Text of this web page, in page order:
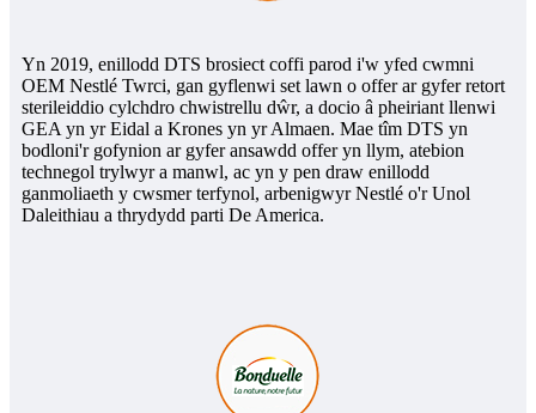
Yn 2019, enillodd DTS brosiect coffi parod i'w yfed cwmni
OEM Nestlé Twrci, gan gyflenwi set lawn o offer ar gyfer retort
sterileiddio cylchdro chwistrellu dŵr, a docio â pheiriant llenwi
GEA yn yr Eidal a Krones yn yr Almaen. Mae tîm DTS yn
bodloni'r gofynion ar gyfer ansawdd offer yn llym, atebion
technegol trylwyr a manwl, ac yn y pen draw enillodd
ganmoliaeth y cwsmer terfynol, arbenigwyr Nestlé o'r Unol
Daleithiau a thrydydd parti De America.